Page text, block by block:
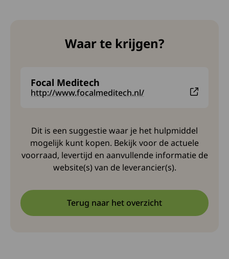
Waar te krijgen?
Focal Meditech
http://www.focalmeditech.nl/
Deze link leidt naar een externe website en opent
Dit is een suggestie waar je het hulpmiddel
mogelijk kunt kopen. Bekijk voor de actuele
voorraad, levertijd en aanvullende informatie de
website(s) van de leverancier(s).
Terug naar het overzicht